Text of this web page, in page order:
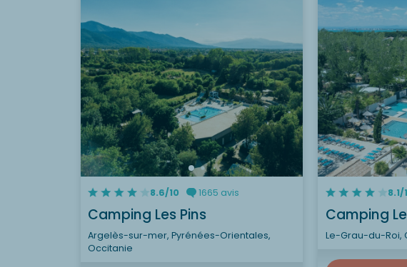
8.6/10 1665 avis
Camping Les Pins
Argelès-sur-mer, Pyrénées-Orientales,
Occitanie
8.1/
Camping
Le-Grau-du-Roi,